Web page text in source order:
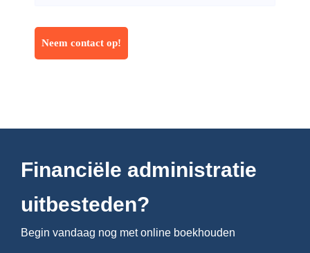
Financiële administratie
uitbesteden?
Begin vandaag nog met online boekhouden